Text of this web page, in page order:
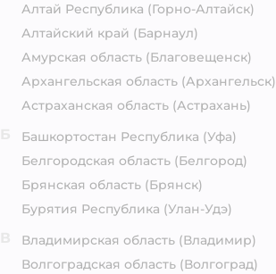
Алтай Республика (Горно-Алтайск)
Алтайский край (Барнаул)
Амурская область (Благовещенск)
Архангельская область (Архангельск)
Астраханская область (Астрахань)
Башкортостан Республика (Уфа)
Белгородская область (Белгород)
Брянская область (Брянск)
Бурятия Республика (Улан-Удэ)
Владимирская область (Владимир)
Волгоградская область (Волгоград)